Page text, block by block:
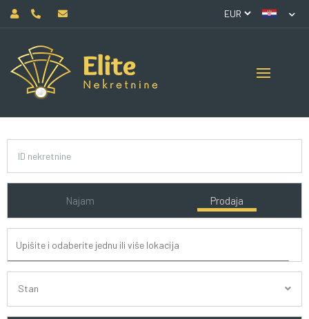
Najam Prodaja
Stan